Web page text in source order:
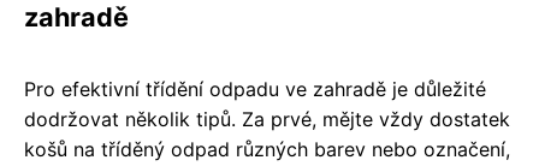
zahradě
Pro efektivní třídění odpadu ve zahradě je důležité
dodržovat několik tipů. Za prvé, mějte vždy dostatek
košů na tříděný odpad různých barev nebo označení,